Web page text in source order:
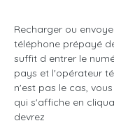
Recharger ou
téléphone prépayé
suffit d entrer le
pays et l'opérateur
n'est pas le cas,
qui s'affiche en
devrez